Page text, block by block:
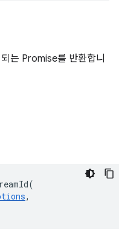
는 Promise를 반환합니
(
,